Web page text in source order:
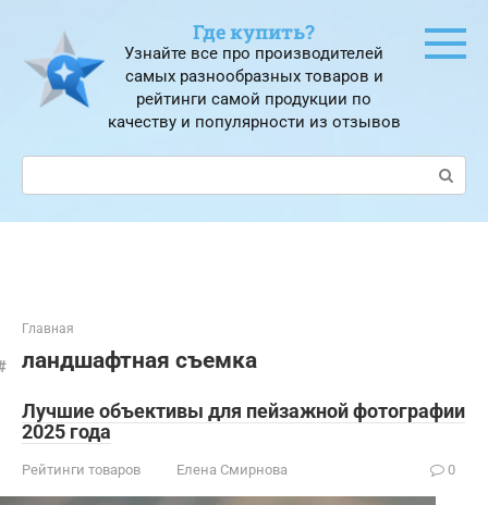
контенту
Где купить?
Узнайте все про производителей
самых разнообразных товаров и
рейтинги самой продукции по
качеству и популярности из отзывов
Поиск:
Главная
ландшафтная съемка
Лучшие объективы для пейзажной фотографии
2025 года
Рейтинги товаров Елена Смирнова 0